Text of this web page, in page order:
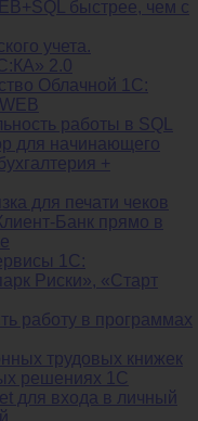
быстрее, чем с
учета.
2.0
Облачной 1С:
работы в SQL
для начинающего
+
для печати чеков
Банк прямо в
1С:
Риски», «Старт
работу в программах
трудовых книжек
решениях 1С
для входа в личный